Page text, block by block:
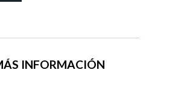
INFORMACIÓN